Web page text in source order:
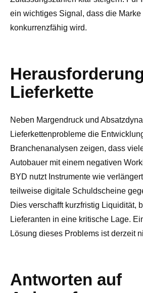
ein wichtiges Signal, dass die Marke
konkurrenzfähig wird.
Lieferkette
Neben Margendruck und
Lieferkettenprobleme die
Branchenanalysen zeigen, dass
Autobauer mit einem negativen
BYD nutzt Instrumente wie
teilweise digitale Schuldscheine
Dies verschafft kurzfristig Liquidität,
Lieferanten in eine kritische Lage.
Lösung dieses Problems ist derzeit
Antworten auf